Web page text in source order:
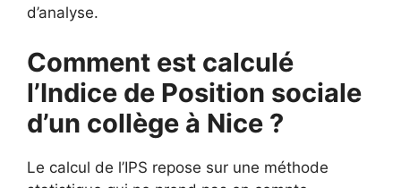
d’analyse.
Comment est calculé
l’Indice de Position sociale
d’un collège à Nice ?
Le calcul de l’IPS repose sur une méthode